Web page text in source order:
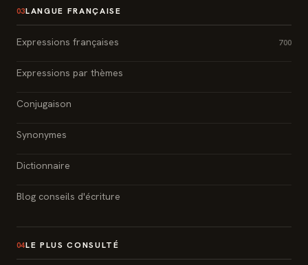
03LANGUE FRANÇAISE
Expressions françaises 700
Expressions par thèmes
Conjugaison
Synonymes
Dictionnaire
Blog conseils d'écriture
04LE PLUS CONSULTÉ